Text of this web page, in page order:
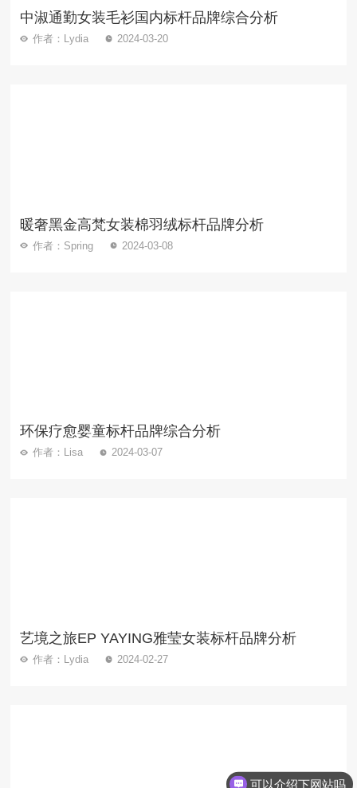
中淑通勤女装毛衫国内标杆品牌综合分析
作者：Lydia 2024-03-20
暖奢黑金高梵女装棉羽绒标杆品牌分析
作者：Spring 2024-03-08
环保疗愈婴童标杆品牌综合分析
作者：Lisa 2024-03-07
艺境之旅EP YAYING雅莹女装标杆品牌分析
作者：Lydia 2024-02-27
可以介绍下网站吗